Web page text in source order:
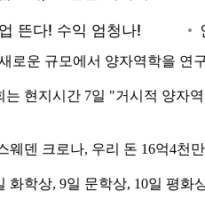
로운 규모에서 양자역학을 연
현지시간 7일 "거시적 양자
웨덴 크로나, 우리 돈 16억4천
화학상, 9일 문학상, 10일 평화